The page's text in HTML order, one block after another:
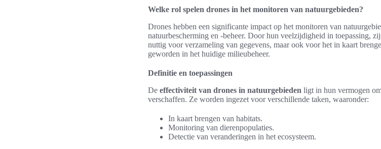
Welke rol spelen drones in het monitoren van natuurgebieden?
Drones hebben een significante impact op het monitoren van
natuurbescherming en -beheer. Door hun veelzijdigheid in toepassing,
nuttig voor verzameling van gegevens, maar ook voor het in kaart
geworden in het huidige milieubeheer.
Definitie en toepassingen
De effectiviteit van drones in natuurgebieden ligt in hun vermogen
verschaffen. Ze worden ingezet voor verschillende taken, waaronder:
In kaart brengen van habitats.
Monitoring van dierenpopulaties.
Detectie van veranderingen in het ecosysteem.